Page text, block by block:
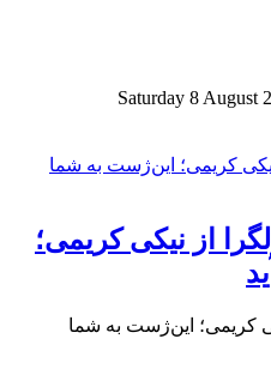
از نیکی کریمی؛
کریمی؛ این‌ژست به شما